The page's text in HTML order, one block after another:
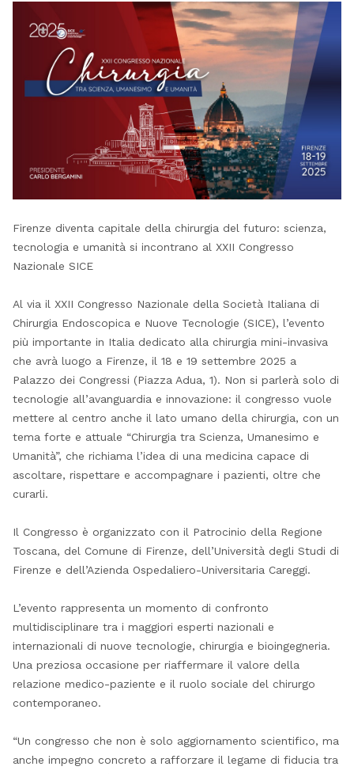
Firenze diventa capitale della chirurgia del futuro: scienza,
tecnologia e umanità si incontrano al XXII Congresso
Nazionale SICE
Al via il XXII Congresso Nazionale della Società Italiana di
Chirurgia Endoscopica e Nuove Tecnologie (SICE), l’evento
più importante in Italia dedicato alla chirurgia mini-invasiva
che avrà luogo a Firenze, il 18 e 19 settembre 2025 a
Palazzo dei Congressi (Piazza Adua, 1). Non si parlerà solo di
tecnologie all’avanguardia e innovazione: il congresso vuole
mettere al centro anche il lato umano della chirurgia, con un
tema forte e attuale “Chirurgia tra Scienza, Umanesimo e
Umanità”, che richiama l’idea di una medicina capace di
ascoltare, rispettare e accompagnare i pazienti, oltre che
curarli.
Il Congresso è organizzato con il Patrocinio della Regione
Toscana, del Comune di Firenze, dell’Università degli Studi di
Firenze e dell’Azienda Ospedaliero-Universitaria Careggi.
L’evento rappresenta un momento di confronto
multidisciplinare tra i maggiori esperti nazionali e
internazionali di nuove tecnologie, chirurgia e bioingegneria.
Una preziosa occasione per riaffermare il valore della
relazione medico-paziente e il ruolo sociale del chirurgo
contemporaneo.
“Un congresso che non è solo aggiornamento scientifico, ma
anche impegno concreto a rafforzare il legame di fiducia tra